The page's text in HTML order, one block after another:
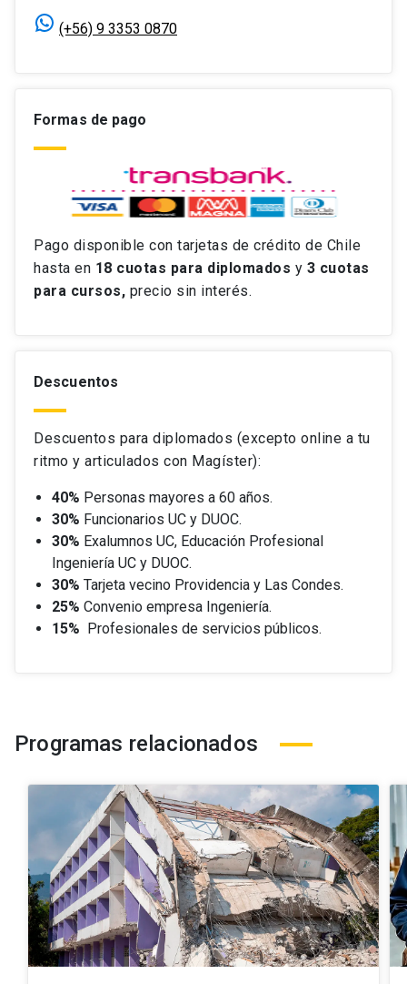
(+56) 9 3353 0870
Formas de pago
Pago disponible con tarjetas de crédito de Chile
hasta en 18 cuotas para diplomados y 3 cuotas
para cursos, precio sin interés.
Descuentos
Descuentos para diplomados (excepto online a tu
ritmo y articulados con Magíster):
40% Personas mayores a 60 años.
30% Funcionarios UC y DUOC.
30% Exalumnos UC, Educación Profesional
Ingeniería UC y DUOC.
30% Tarjeta vecino Providencia y Las Condes.
25% Convenio empresa Ingeniería.
15% Profesionales de servicios públicos.
Programas relacionados